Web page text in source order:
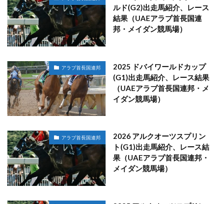
ルド(G2)出走馬紹介、レース
結果（UAEアラブ首長国連
邦・メイダン競馬場）
アラブ首長国連邦
2025 ドバイワールドカップ
(G1)出走馬紹介、レース結果
（UAEアラブ首長国連邦・メ
イダン競馬場）
アラブ首長国連邦
2026 アルクオーツスプリン
ト(G1)出走馬紹介、レース結
果（UAEアラブ首長国連邦・
メイダン競馬場）